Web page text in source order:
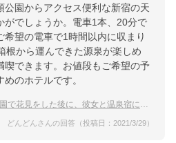
公園からアクセス便利な新宿の天
がでしょうか。電車1本、20分で
望の電車で1時間以内に収まり
根から運んできた源泉が楽しめ
喫できます。お値段もご希望の予
のホテルです。
花見をした後に、彼女と温泉宿に行きたいです。
どんどんさんの回答（投稿日：2021/3/29）